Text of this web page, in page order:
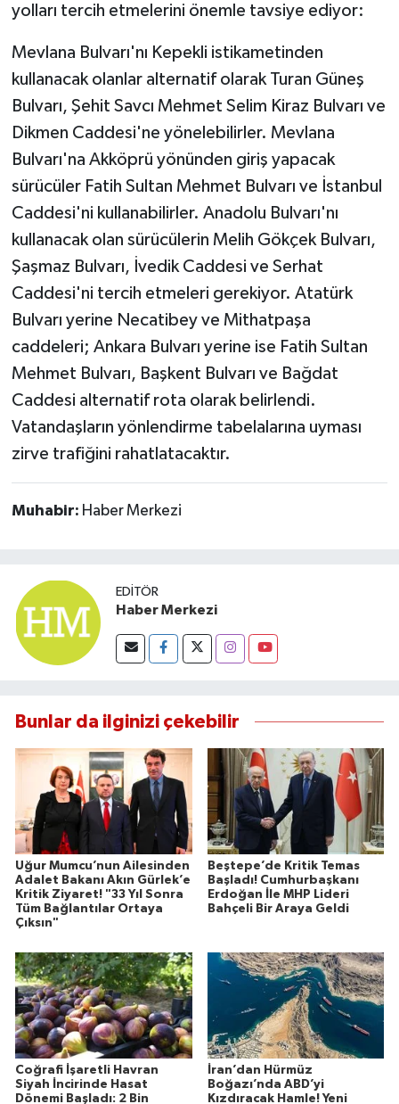
yolları tercih etmelerini önemle tavsiye ediyor:
Mevlana Bulvarı'nı Kepekli istikametinden
kullanacak olanlar alternatif olarak Turan Güneş
Bulvarı, Şehit Savcı Mehmet Selim Kiraz Bulvarı ve
Dikmen Caddesi'ne yönelebilirler. Mevlana
Bulvarı'na Akköprü yönünden giriş yapacak
sürücüler Fatih Sultan Mehmet Bulvarı ve İstanbul
Caddesi'ni kullanabilirler. Anadolu Bulvarı'nı
kullanacak olan sürücülerin Melih Gökçek Bulvarı,
Şaşmaz Bulvarı, İvedik Caddesi ve Serhat
Caddesi'ni tercih etmeleri gerekiyor. Atatürk
Bulvarı yerine Necatibey ve Mithatpaşa
caddeleri; Ankara Bulvarı yerine ise Fatih Sultan
Mehmet Bulvarı, Başkent Bulvarı ve Bağdat
Caddesi alternatif rota olarak belirlendi.
Vatandaşların yönlendirme tabelalarına uyması
zirve trafiğini rahatlatacaktır.
Muhabir: Haber Merkezi
EDITÖR
Haber Merkezi
Bunlar da ilginizi çekebilir
Uğur Mumcu’nun Ailesinden
Adalet Bakanı Akın Gürlek’e
Kritik Ziyaret! "33 Yıl Sonra
Tüm Bağlantılar Ortaya
Çıksın"
Beştepe’de Kritik Temas
Başladı! Cumhurbaşkanı
Erdoğan İle MHP Lideri
Bahçeli Bir Araya Geldi
Coğrafi İşaretli Havran
Siyah İncirinde Hasat
Dönemi Başladı: 2 Bin
İran’dan Hürmüz
Boğazı’nda ABD’yi
Kızdıracak Hamle! Yeni